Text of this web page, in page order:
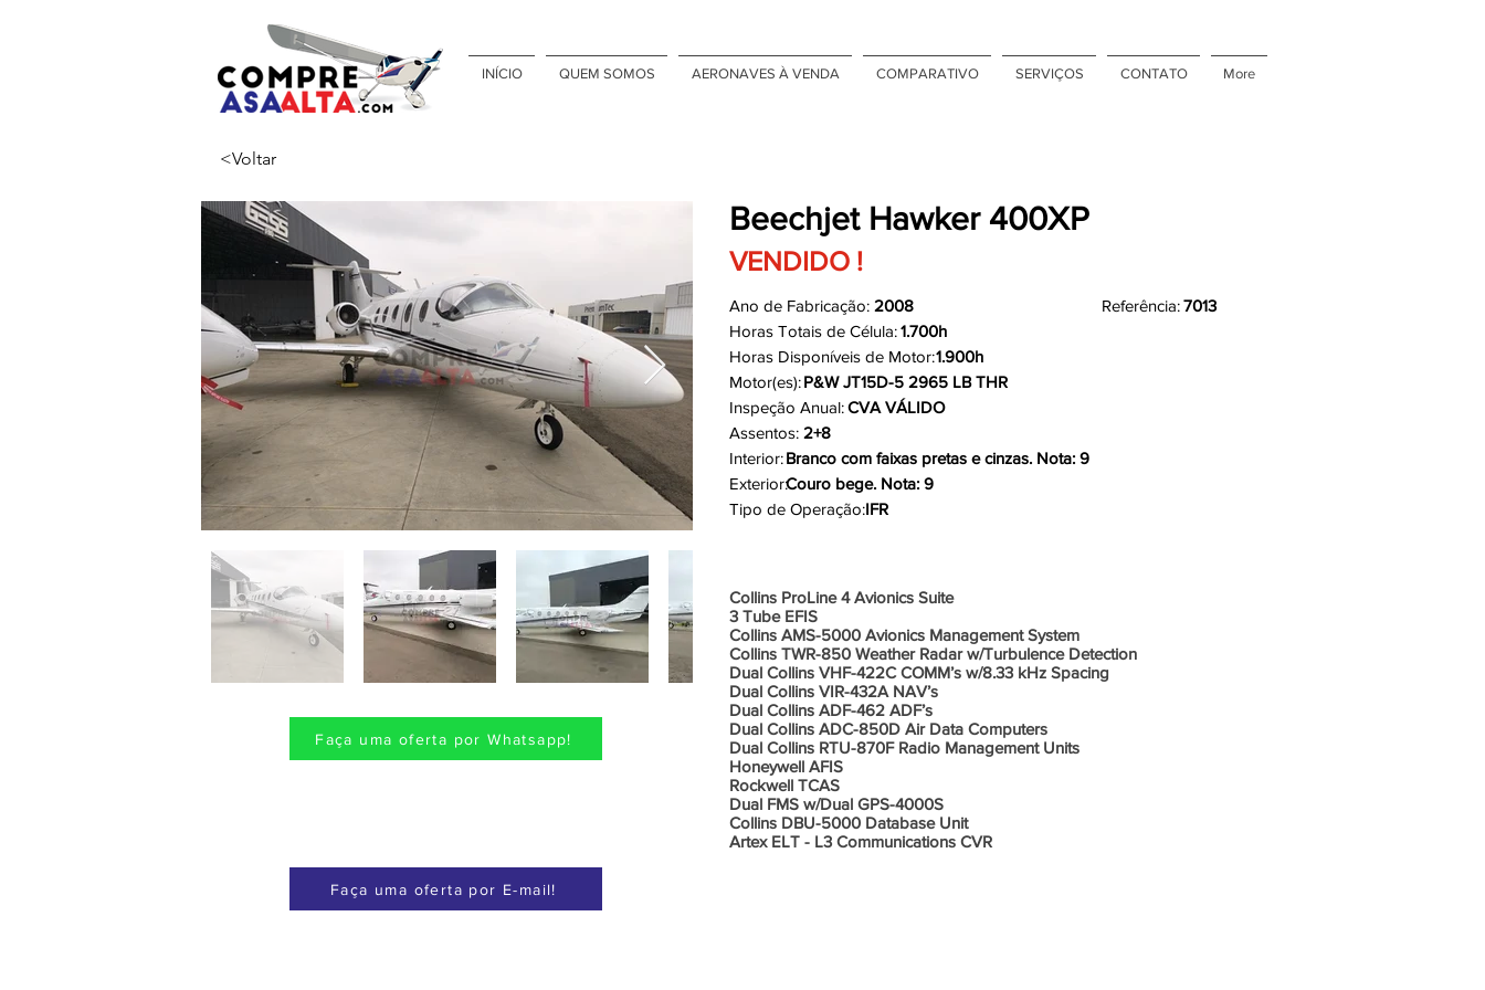
INÍCIO QUEM SOMOS AERONAVES À VENDA COMPARATIVO SERVIÇOS CONTATO More
<Voltar
Faça uma oferta por Whatsapp!
Beechjet Hawker 400XP
VENDIDO !
Ano de Fabricação: 2008 Referência:7013
Horas Totais de Célula:1.700h
Horas Disponíveis de Motor:1.900h
Motor(es):P&W JT15D-5 2965 LB THR
Inspeção Anual:CVA VÁLIDO
Assentos: 2+8
Interior:Branco com faixas pretas e cinzas. Nota: 9
Exterior:Couro bege. Nota: 9
Tipo de Operação:IFR
Collins ProLine 4 Avionics Suite
3 Tube EFIS
Collins AMS-5000 Avionics Management System
Collins TWR-850 Weather Radar w/Turbulence Detection
Dual Collins VHF-422C COMM’s w/8.33 kHz Spacing
Dual Collins VIR-432A NAV’s
Dual Collins ADF-462 ADF’s
Dual Collins ADC-850D Air Data Computers
Dual Collins RTU-870F Radio Management Units
Honeywell AFIS
Rockwell TCAS
Dual FMS w/Dual GPS-4000S
Collins DBU-5000 Database Unit
Artex ELT - L3 Communications CVR
Faça uma oferta por E-mail!